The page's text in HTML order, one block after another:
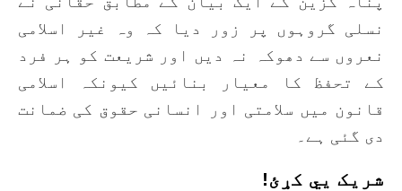
نسلی گروہوں پر زور دیا کہ وہ غیر اسلامی
نعروں سے دھوکہ نہ دیں اور شریعت کو ہر فرد
کے تحفظ کا معیار بنائیں کیونکہ اسلامی
قانون میں سلامتی اور انسانی حقوق کی ضمانت
دی گئی ہے۔
شریک یي کړئ!